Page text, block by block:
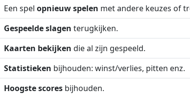
Een spel opnieuw spelen met andere keuzes of
Gespeelde slagen terugkijken.
Kaarten bekijken die al zijn gespeeld.
Statistieken bijhouden: winst/verlies, pitten enz.
Hoogste scores bijhouden.